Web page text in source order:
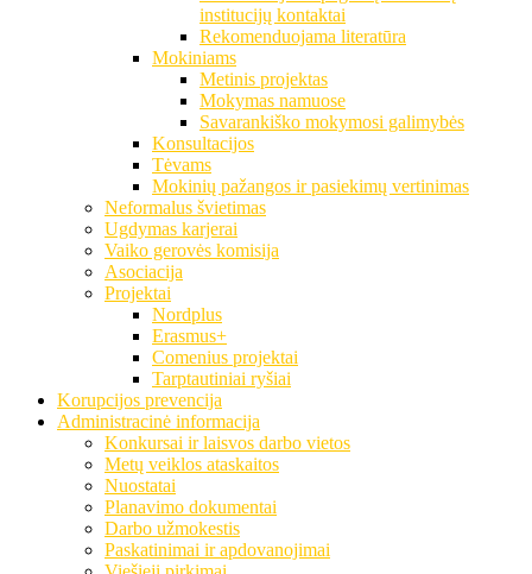
institucijų kontaktai
Rekomenduojama literatūra
Mokiniams
Metinis projektas
Mokymas namuose
Savarankiško mokymosi galimybės
Konsultacijos
Tėvams
Mokinių pažangos ir pasiekimų vertinimas
Neformalus švietimas
Ugdymas karjerai
Vaiko gerovės komisija
Asociacija
Projektai
Nordplus
Erasmus+
Comenius projektai
Tarptautiniai ryšiai
Korupcijos prevencija
Administracinė informacija
Konkursai ir laisvos darbo vietos
Metų veiklos ataskaitos
Nuostatai
Planavimo dokumentai
Darbo užmokestis
Paskatinimai ir apdovanojimai